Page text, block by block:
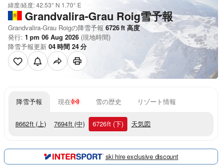
緯度/経度:42.53° N 1.70° E
Grandvalira-Grau Roig雪予報
Grandvalira-Grau Roigの降雪予報 6726ft 高度
発行: 1 pm 06 Aug 2026 (現地時間)
降雪予報更新 04時間 24分
降雪予報 現在 雪の歴史 リゾート情報
8662ft (上) 7694ft (中) 6726ft (下) 天気図
ski hire exclusive discount